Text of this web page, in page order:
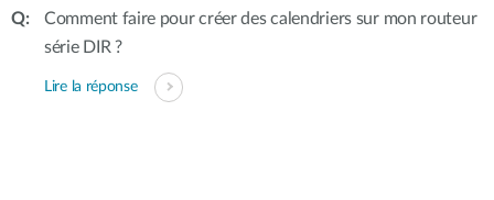
Comment faire pour créer des calendriers sur mon routeur
série DIR ?
Lire la réponse